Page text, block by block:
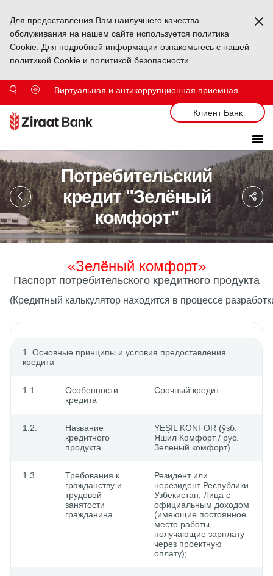
Для предоставления Вам наилучшего качества
обслуживания на нашем сайте используется политика
Cookie. Для подробной информации ознакомьтесь с нашей
политикой Cookie и политикой безопасности
Виртуальная и антикоррупционная приемная
Клиент Банк
Потребительский
кредит "Зелёный
комфорт"
«Зелёный комфорт»
Паспорт потребительского кредитного продукта
(Кредитный калькулятор находится в процессе
1. Основные принципы и условия предоставления
кредита
1.1.
Особенности
кредита
Срочный кредит
1.2.
Название
кредитного
продукта
YEŞİL KONFOR (ўзб.
Яшил Комфорт / рус.
Зеленый комфорт)
1.3.
Требования к
гражданству и
трудовой
занятости
гражданина
Резидент или
нерезидент Республики
Узбекистан; Лица с
официальным доходом
(имеющие постоянное
место работы,
получающие зарплату
через проектную
оплату);